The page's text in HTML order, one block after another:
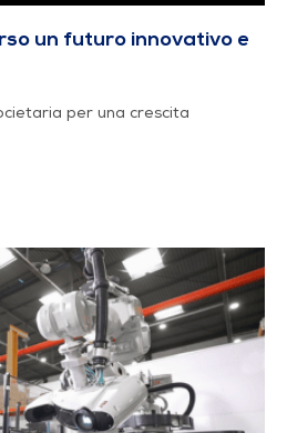
un futuro innovativo e
per una crescita